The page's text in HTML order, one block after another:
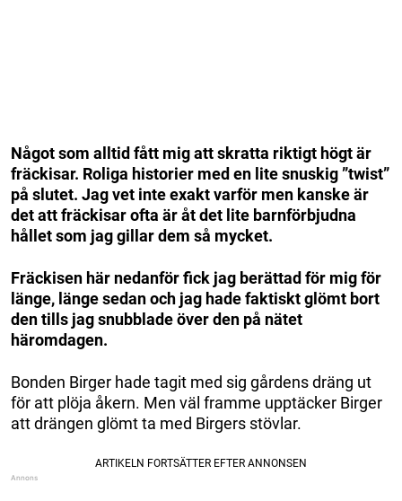
Något som alltid fått mig att skratta riktigt högt är
fräckisar. Roliga historier med en lite snuskig ”twist”
på slutet. Jag vet inte exakt varför men kanske är
det att fräckisar ofta är åt det lite barnförbjudna
hållet som jag gillar dem så mycket.
Fräckisen här nedanför fick jag berättad för mig för
länge, länge sedan och jag hade faktiskt glömt bort
den tills jag snubblade över den på nätet
häromdagen.
Bonden Birger hade tagit med sig gårdens dräng ut
för att plöja åkern. Men väl framme upptäcker Birger
att drängen glömt ta med Birgers stövlar.